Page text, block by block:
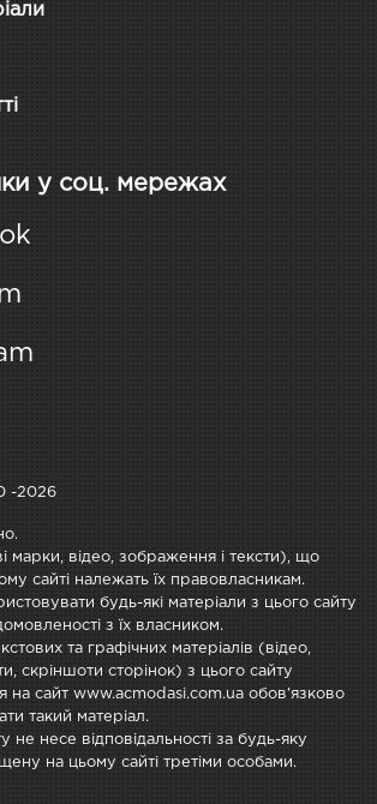
у соц. мережах
-2026
марки, відео, зображення і тексти), що
сайті належать їх правовласникам.
будь-які матеріали з цього сайту
з їх власником.
та графічних матеріалів (відео,
скріншоти сторінок) з цього сайту
на сайт www.acmodasi.com.ua обов'язково
такий матеріал.
не несе відповідальності за будь-яку
на цьому сайті третіми особами.